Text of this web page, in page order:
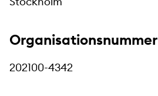
Organisationsnummer
202100-4342